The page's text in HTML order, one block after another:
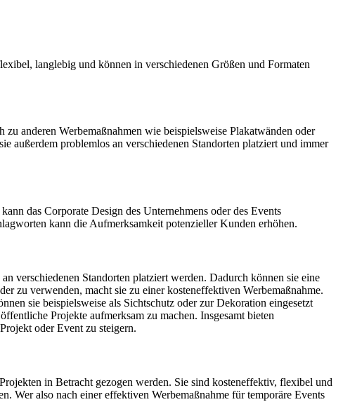
langlebig und können in verschiedenen Größen und Formaten
anderen Werbemaßnahmen wie beispielsweise Plakatwänden oder
außerdem problemlos an verschiedenen Standorten platziert und immer
das Corporate Design des Unternehmens oder des Events
kann die Aufmerksamkeit potenzieller Kunden erhöhen.
verschiedenen Standorten platziert werden. Dadurch können sie eine
zu verwenden, macht sie zu einer kosteneffektiven Werbemaßnahme.
sie beispielsweise als Sichtschutz oder zur Dekoration eingesetzt
Projekte aufmerksam zu machen. Insgesamt bieten
oder Event zu steigern.
in Betracht gezogen werden. Sie sind kosteneffektiv, flexibel und
Wer also nach einer effektiven Werbemaßnahme für temporäre Events